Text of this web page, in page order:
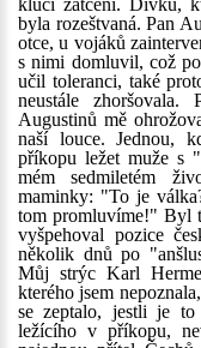
kluci zatčeni. Dívku,
byla rozeštvaná. Pan
otce, u vojáků
s nimi domluvil, což
učil toleranci, také
neustále
Augustinů mě
naší louce. Jednou,
příkopu ležet muže s
mém sedmiletém
maminky: "To je
tom promluvíme!" Byl
vyšpehoval pozice
několik dnů po
Můj strýc Karl
kterého jsem
se zeptalo, jestli je
ležícího v příkopu,